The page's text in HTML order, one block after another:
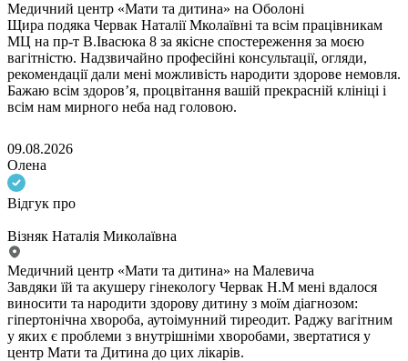
Медичний центр «Мати та дитина» на Оболоні
Щира подяка Червак Наталії Мколаївні та всім працівникам
МЦ на пр-т В.Івасюка 8 за якісне спостереження за моєю
вагітністю. Надзвичайно професійні консультації, огляди,
рекомендації дали мені можливість народити здорове немовля.
Бажаю всім здоров’я, процвітання вашій прекрасній клініці і
всім нам мирного неба над головою.
09.08.2026
Олена
Відгук про
Візняк Наталія Миколаївна
Медичний центр «Мати та дитина» на Малевича
Завдяки їй та акушеру гінекологу Червак Н.М мені вдалося
виносити та народити здорову дитину з моїм діагнозом:
гіпертонічна хвороба, аутоімунний тиреодит. Раджу вагітним
у яких є проблеми з внутрішніми хворобами, звертатися у
центр Мати та Дитина до цих лікарів.